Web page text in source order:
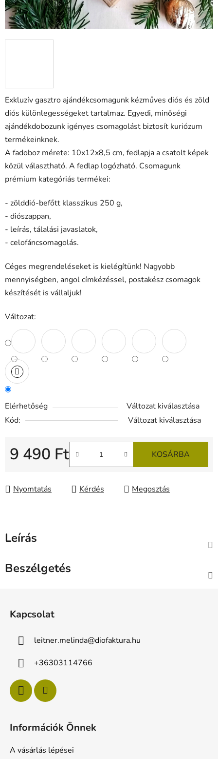
Exkluzív gasztro ajándékcsomagunk kézműves diós és zöld
diós különlegességeket tartalmaz. Egyedi, minőségi
ajándékdobozunk igényes csomagolást biztosít kuriózum
termékeinknek.
A fadoboz mérete: 10x12x8,5 cm, fedlapja a csatolt képek
közül választható. A fedlap logózható. Csomagunk
prémium kategóriás termékei:
- zölddió-befőtt klasszikus 250 g,
- diószappan,
- leírás, tálalási javaslatok,
- celofáncsomagolás.
Céges megrendeléseket is kielégítünk! Nagyobb
mennyiségben, angol címkézéssel, postakész csomagok
készítését is vállaljuk!
Változat:
Elérhetőség
Változat kiválasztása
Kód:
Változat kiválasztása
9 490 Ft KOSÁRBA
Nyomtatás Kérdés Megosztás
Leírás
Beszélgetés
Kapcsolat
leitner.melinda@diofaktura.hu
+36303114766
Információk Önnek
A vásárlás lépései